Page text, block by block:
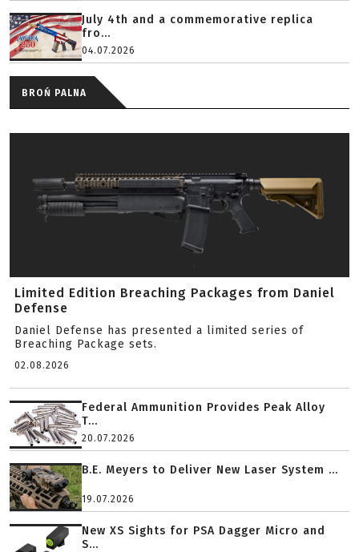
July 4th and a commemorative replica
fro...
04.07.2026
BROŃ PALNA
Limited Edition Breaching Packages from Daniel
Defense
Daniel Defense has presented a limited series of
Breaching Package sets.
02.08.2026
Federal Ammunition Provides Peak Alloy
T...
20.07.2026
B.E. Meyers to Deliver New Laser System ...
19.07.2026
New XS Sights for PSA Dagger Micro and
S...